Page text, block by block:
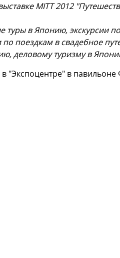
MITT 2012
туры в Японию, экскурсии
поездкам в свадебное
деловому туризму в
в "Экспоцентре" в